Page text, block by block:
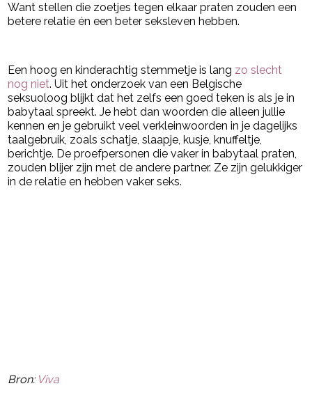
Want stellen die zoetjes tegen elkaar praten zouden een
betere relatie én een beter seksleven hebben.
Een hoog en kinderachtig stemmetje is lang zo slecht
nog niet. Uit het onderzoek van een Belgische
seksuoloog blijkt dat het zelfs een goed teken is als je in
babytaal spreekt. Je hebt dan woorden die alleen jullie
kennen en je gebruikt veel verkleinwoorden in je dagelijks
taalgebruik, zoals schatje, slaapje, kusje, knuffeltje,
berichtje. De proefpersonen die vaker in babytaal praten,
zouden blijer zijn met de andere partner. Ze zijn gelukkiger
in de relatie en hebben vaker seks.
Bron: Viva